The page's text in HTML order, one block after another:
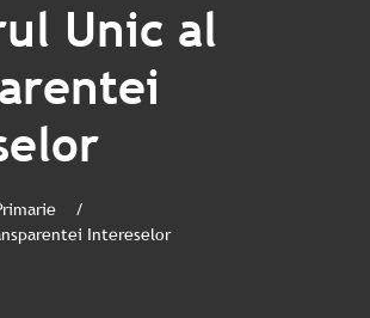
Unic al
Intereselor